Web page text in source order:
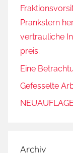
Prankstern
vertrauliche
preis.
Eine
Gefesselte
Archiv